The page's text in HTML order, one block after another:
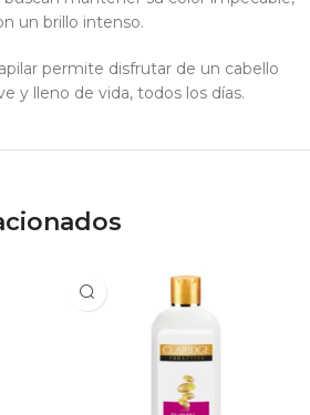
un brillo intenso.
permite disfrutar de un cabello
y lleno de vida, todos los días.